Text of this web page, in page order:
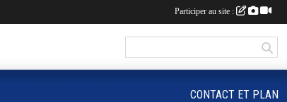
CONTACT ET PLAN
Participer au site :